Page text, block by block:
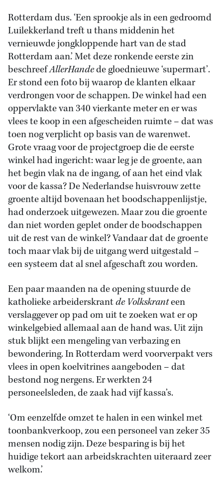
Rotterdam dus. ‘Een sprookje als in een gedroomd
Luilekkerland treft u thans middenin het
vernieuwde jongkloppende hart van de stad
Rotterdam aan.’ Met deze ronkende eerste zin
beschreefAllerHandede gloednieuwe ‘supermart’.
Er stond een foto bij waarop de klanten elkaar
verdrongen voor de schappen. De winkel had een
oppervlakte van 340 vierkante meter en er was
vlees te koop in een afgescheiden ruimte – dat was
toen nog verplicht op basis van de warenwet.
Grote vraag voor de projectgroep die de eerste
winkel had ingericht: waar leg je de groente, aan
het begin vlak na de ingang, of aan het eind vlak
voor de kassa? De Nederlandse huisvrouw zette
groente altijd bovenaan het boodschappenlijstje,
had onderzoek uitgewezen. Maar zou die groente
dan niet worden geplet onder de boodschappen
uit de rest van de winkel? Vandaar dat de groente
toch maar vlak bij de uitgang werd uitgestald –
een systeem dat al snel afgeschaft zou worden.
Een paar maanden na de opening stuurde de
katholieke arbeiderskrantde Volkskranteen
verslaggever op pad om uit te zoeken wat er op
winkelgebied allemaal aan de hand was. Uit zijn
stuk blijkt een mengeling van verbazing en
bewondering. In Rotterdam werd voorverpakt vers
vlees in open koelvitrines aangeboden – dat
bestond nog nergens. Er werkten 24
personeelsleden, de zaak had vijf kassa’s.
‘Om eenzelfde omzet te halen in een winkel met
toonbankverkoop, zou een personeel van zeker 35
mensen nodig zijn. Deze besparing is bij het
huidige tekort aan arbeidskrachten uiteraard zeer
welkom.’